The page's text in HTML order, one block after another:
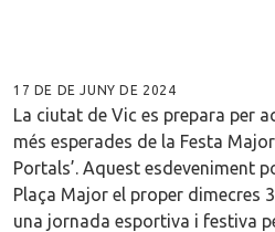
17 DE DE JUNY DE 2024
La ciutat de Vic es prepara per
més esperades de la Festa
Portals’. Aquest esdeveniment
Plaça Major el proper dimecres
una jornada esportiva i festiva